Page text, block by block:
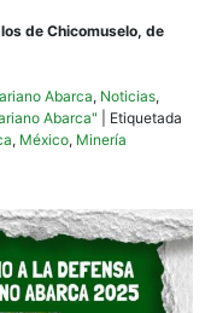
de Chicomuselo, de
Abarca, Noticias,
Abarca"
Etiquetada
, México, Minería